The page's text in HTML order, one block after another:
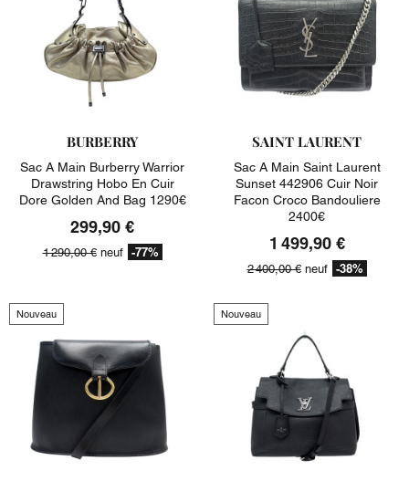
BURBERRY
Sac A Main Burberry Warrior
Drawstring Hobo En Cuir
Dore Golden And Bag 1290€
299,90 €
1 290,00 €neuf -77%
SAINT LAURENT
Sac A Main Saint Laurent
Sunset 442906 Cuir Noir
Facon Croco Bandouliere
2400€
1 499,90 €
2 400,00 €neuf -38%
Nouveau Nouveau